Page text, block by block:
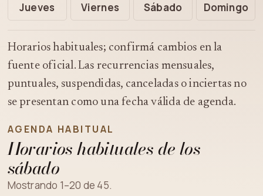
Jueves Viernes Sábado Domingo
Horarios habituales; confirmá cambios en la
fuente oficial. Las recurrencias mensuales,
puntuales, suspendidas, canceladas o inciertas no
se presentan como una fecha válida de agenda.
AGENDA HABITUAL
Horarios habituales de los
sábado
Mostrando 1–20 de 45.